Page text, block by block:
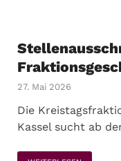
27. Mai 2026
Die
Kassel sucht ab